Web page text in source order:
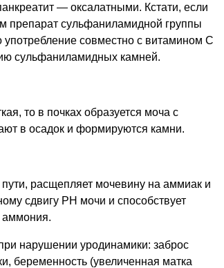
— оксалатными. Кстати, если
препарат сульфаниламидной группы
употребление совместно с витамином С
сульфаниламидных камней.
то в почках образуется моча с
в осадок и формируются камни.
расщепляет мочевину на аммиак и
сдвигу РН мочи и способствует
аммония.
нарушении уродинамики: заброс
беременность (увеличенная матка